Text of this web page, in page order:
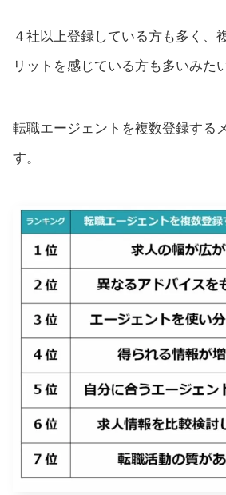
４社以上登録している方も多く、
リットを感じている方も多いみた
転職エージェントを複数登録する
す。